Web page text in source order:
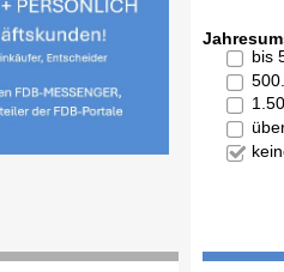
bis